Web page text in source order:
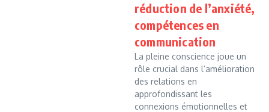
réduction de l’anxiété,
compétences en
communication
La pleine conscience joue un
rôle crucial dans l’amélioration
des relations en
approfondissant les
connexions émotionnelles et